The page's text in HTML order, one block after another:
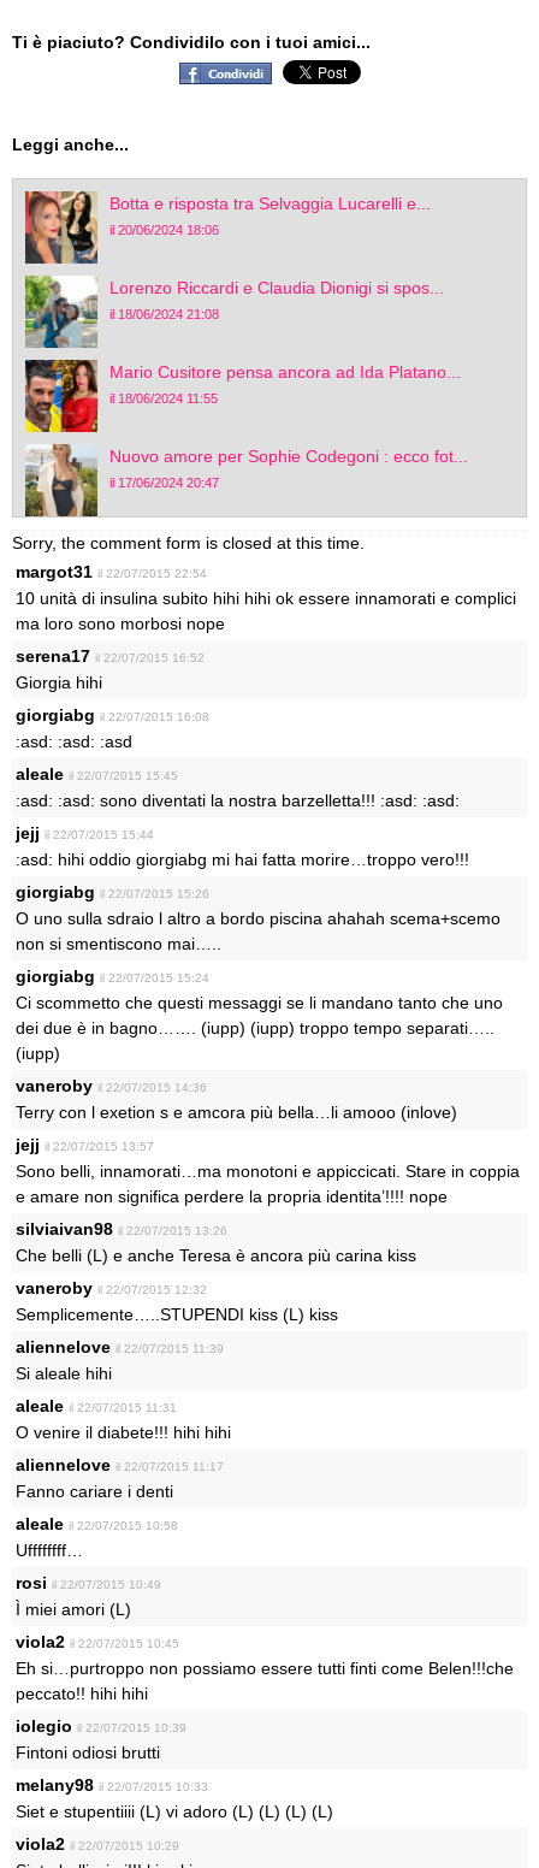
Ti è piaciuto? Condividilo con i tuoi amici...
Leggi anche...
Botta e risposta tra Selvaggia Lucarelli e...
il 20/06/2024 18:06
Lorenzo Riccardi e Claudia Dionigi si spos...
il 18/06/2024 21:08
Mario Cusitore pensa ancora ad Ida Platano...
il 18/06/2024 11:55
Nuovo amore per Sophie Codegoni : ecco fot...
il 17/06/2024 20:47
Sorry, the comment form is closed at this time.
margot31 il 22/07/2015 22:54
10 unità di insulina subito hihi hihi ok essere innamorati e complici
ma loro sono morbosi nope
serena17 il 22/07/2015 16:52
Giorgia hihi
giorgiabg il 22/07/2015 16:08
:asd: :asd: :asd
aleale il 22/07/2015 15:45
:asd: :asd: sono diventati la nostra barzelletta!!! :asd: :asd:
jejj il 22/07/2015 15:44
:asd: hihi oddio giorgiabg mi hai fatta morire…troppo vero!!!
giorgiabg il 22/07/2015 15:26
O uno sulla sdraio l altro a bordo piscina ahahah scema+scemo
non si smentiscono mai…..
giorgiabg il 22/07/2015 15:24
Ci scommetto che questi messaggi se li mandano tanto che uno
dei due è in bagno……. (iupp) (iupp) troppo tempo separati…..
(iupp)
vaneroby il 22/07/2015 14:36
Terry con l exetion s e amcora più bella…li amooo (inlove)
jejj il 22/07/2015 13:57
Sono belli, innamorati…ma monotoni e appiccicati. Stare in coppia
e amare non significa perdere la propria identita’!!!! nope
silviaivan98 il 22/07/2015 13:26
Che belli (L) e anche Teresa è ancora più carina kiss
vaneroby il 22/07/2015 12:32
Semplicemente…..STUPENDI kiss (L) kiss
aliennelove il 22/07/2015 11:39
Si aleale hihi
aleale il 22/07/2015 11:31
O venire il diabete!!! hihi hihi
aliennelove il 22/07/2015 11:17
Fanno cariare i denti
aleale il 22/07/2015 10:58
Uffffffff…
rosi il 22/07/2015 10:49
Ì miei amori (L)
viola2 il 22/07/2015 10:45
Eh si…purtroppo non possiamo essere tutti finti come Belen!!!che
peccato!! hihi hihi
iolegio il 22/07/2015 10:39
Fintoni odiosi brutti
melany98 il 22/07/2015 10:33
Siet e stupentiiii (L) vi adoro (L) (L) (L) (L)
viola2 il 22/07/2015 10:29